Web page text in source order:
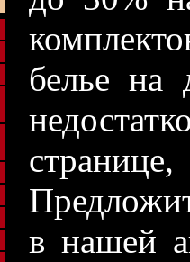
белье на
в нашей